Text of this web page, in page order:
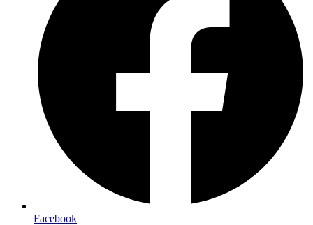
Facebook